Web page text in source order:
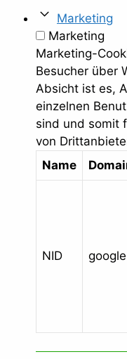
Marketing
Marketing
Marketing-
Besucher über
Absicht ist es,
einzelnen
sind und somit
von
Name
NID